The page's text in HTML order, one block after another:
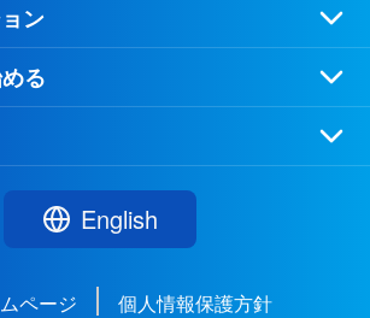
ン
る
English
ページ 個人情報保護方針